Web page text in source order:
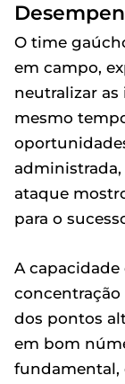
O time
em campo,
neutralizar as
mesmo
administrada,
ataque
para o
A
dos pontos
em bom
fundamental,